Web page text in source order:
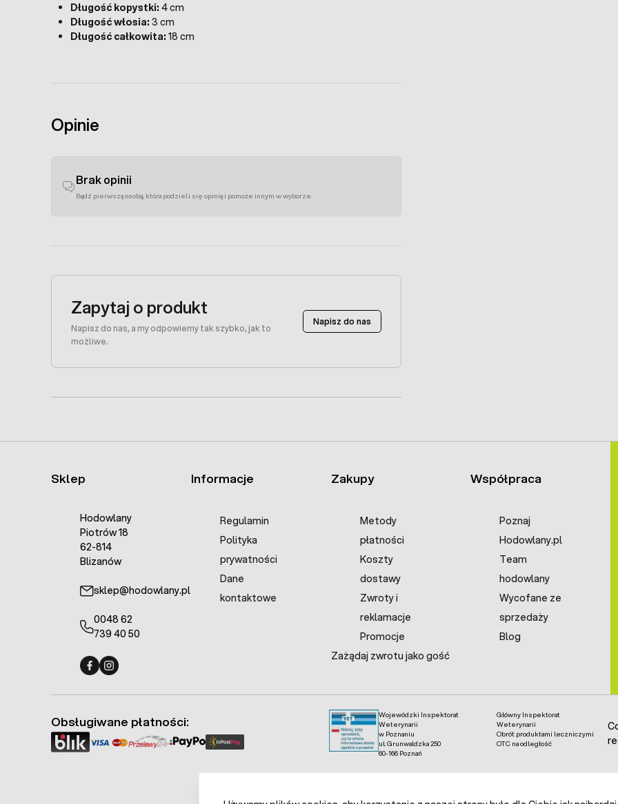
Długość kopystki: 4 cm
Długość włosia: 3 cm
Długość całkowita: 18 cm
Opinie
Brak opinii
Bądź pierwszą osobą, która podzieli się opinią i pomoże innym w wyborze.
Zapytaj o produkt
Napisz do nas, a my odpowiemy tak szybko, jak to
możliwe.
Napisz do nas
Sklep
Hodowlany
Piotrów 18
62-814
Blizanów
sklep@hodowlany.pl
0048 62
739 40 50
Informacje
Regulamin
Polityka
prywatności
Dane
kontaktowe
Zakupy
Metody
płatności
Koszty
dostawy
Zwroty i
reklamacje
Promocje
Zażądaj zwrotu jako gość
Współpraca
Poznaj
Hodowlany.pl
Team
hodowlany
Wycofane ze
sprzedaży
Blog
Wojewódzki Inspektorat
Weterynarii
w Poznaniu
ul. Grunwaldzka 250
60-166 Poznań
Główny Inspektorat
Weterynarii
Obrót produktami leczniczymi
OTC na odległość
Obsługiwane płatności: